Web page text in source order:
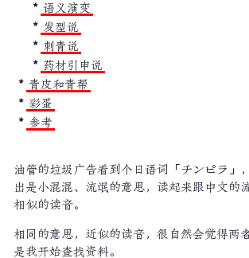
语义演变
发型说
刺青说
药材引申说
青皮和青帮
彩蛋
参考
油管的垃圾广告看到个日语词「チンピラ」
出是小混混、流氓的意思，读起来跟中文的
相似的读音。
相同的意思，近似的读音，很自然会觉得两
是我开始查找资料。